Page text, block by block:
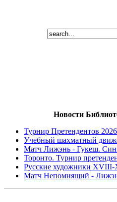
Новости
Турнир Претендентов
Учебный шахматный
Матч Лижэнь - Гукеш.
Торонто. Турнир
Русские художники XVIII-
Матч Непомнящий -